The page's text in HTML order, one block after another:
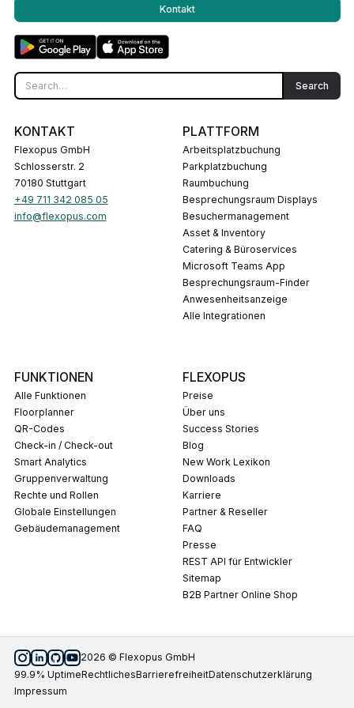
Kontakt
KONTAKT
Flexopus GmbH
Schlosserstr. 2
70180 Stuttgart
+49 711 342 085 05
info@flexopus.com
PLATTFORM
Arbeitsplatzbuchung
Parkplatzbuchung
Raumbuchung
Besprechungsraum Displays
Besuchermanagement
Asset & Inventory
Catering & Büroservices
Microsoft Teams App
Besprechungsraum-Finder
Anwesenheitsanzeige
Alle Integrationen
FUNKTIONEN
Alle Funktionen
Floorplanner
QR-Codes
Check-in / Check-out
Smart Analytics
Gruppenverwaltung
Rechte und Rollen
Globale Einstellungen
Gebäudemanagement
FLEXOPUS
Preise
Über uns
Success Stories
Blog
New Work Lexikon
Downloads
Karriere
Partner & Reseller
FAQ
Presse
REST API für Entwickler
Sitemap
B2B Partner Online Shop
2026 © Flexopus GmbH
99.9% Uptime Rechtliches Barrierefreiheit
Datenschutzerklärung
Impressum